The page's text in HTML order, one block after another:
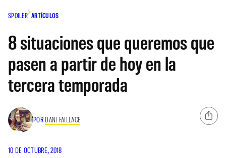
SPOILER ARTÍCULOS
8 situaciones que queremos que
pasen a partir de hoy en la
tercera temporada
POR DANI FAILLACE
10 DE OCTUBRE, 2018